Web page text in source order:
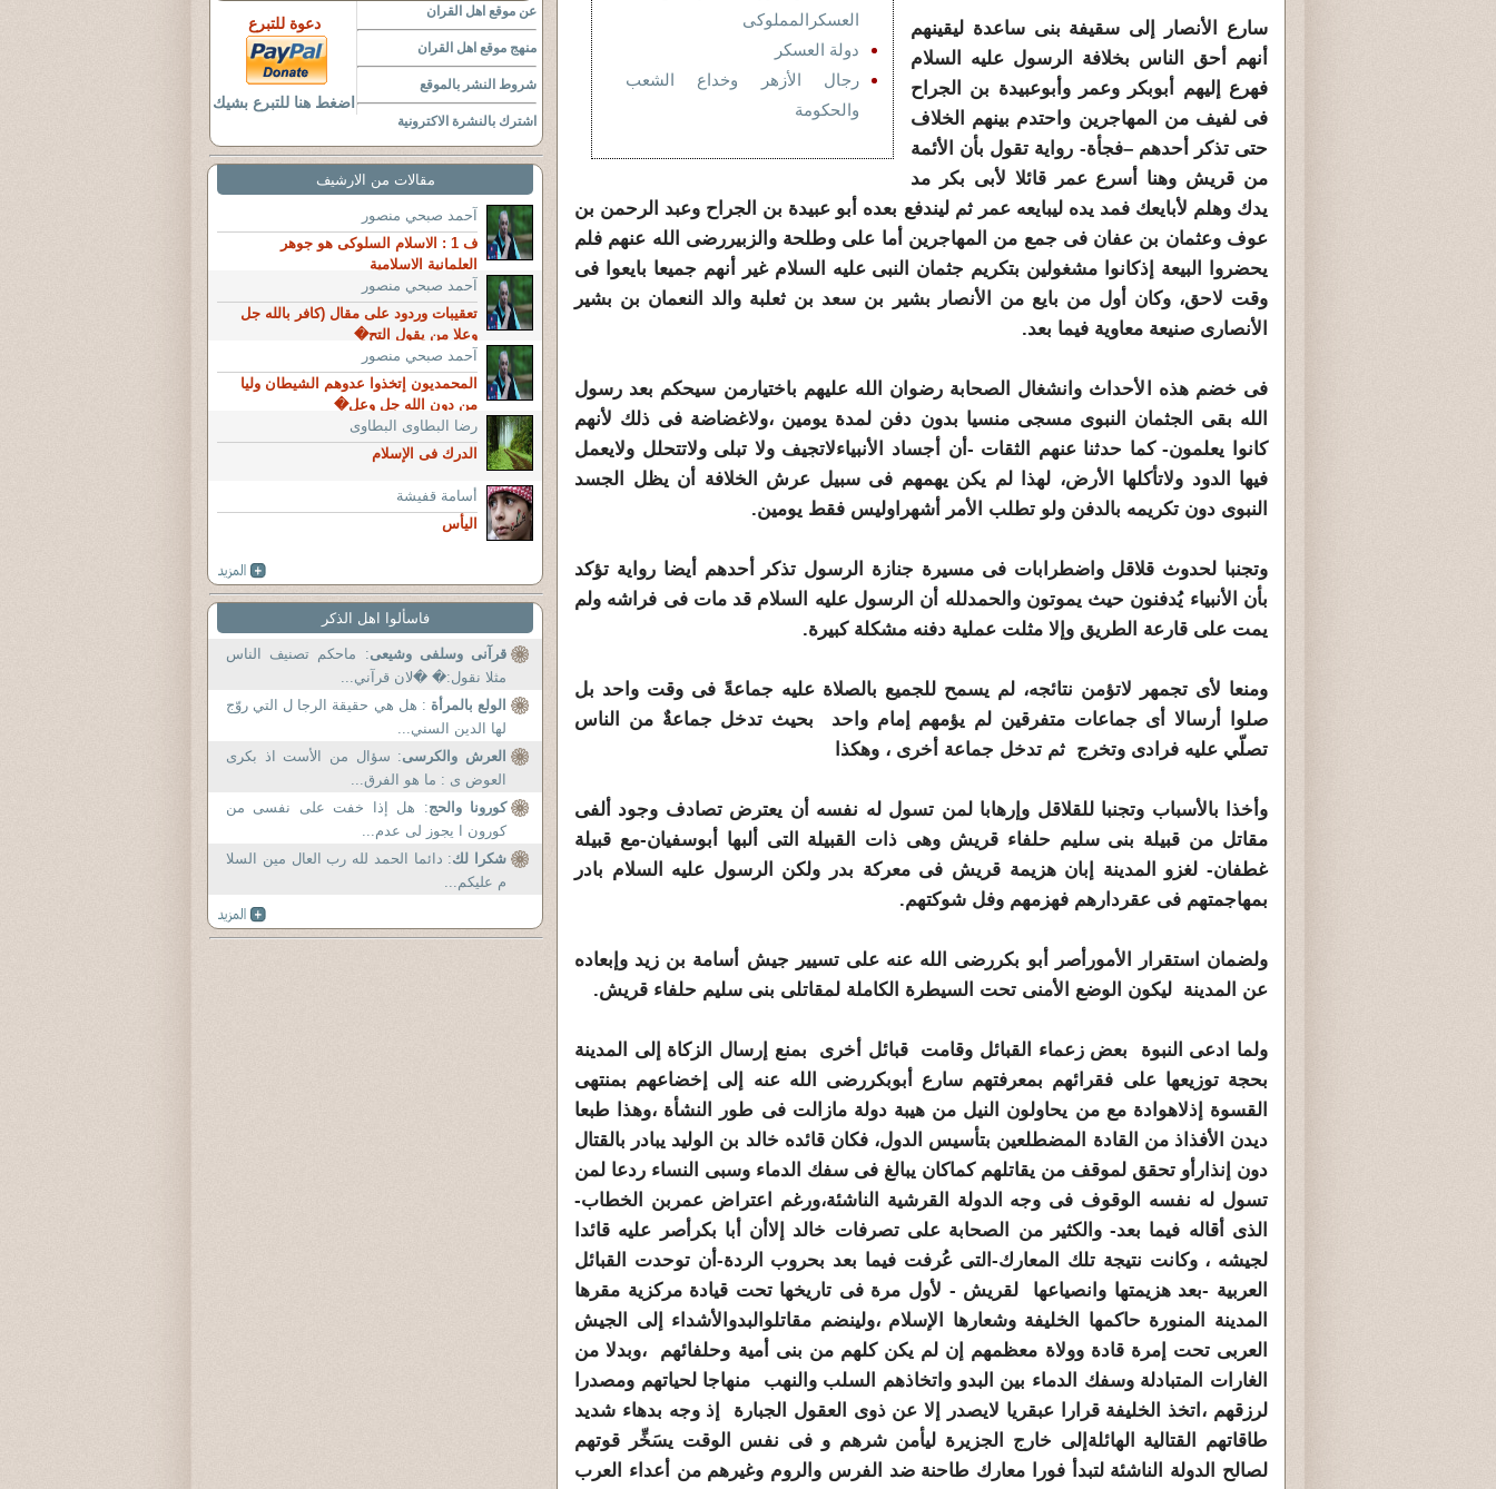
العسكرالمملوكى
دولة العسكر
رجال الأزهر وخداع الشعب
والحكومة
سارع الأنصار إلى سقيفة بنى ساعدة ليقينهم
أنهم أحق الناس بخلافة الرسول عليه السلام
فهرع إليهم أبوبكر وعمر وأبوعبيدة بن الجراح
فى لفيف من المهاجرين واحتدم بينهم الخلاف
حتى تذكر أحدهم –فجأة- رواية تقول بأن الأئمة
من قريش وهنا أسرع عمر قائلا لأبى بكر مد
يدك وهلم لأبايعك فمد يده ليبايعه عمر ثم ليندفع بعده أبو عبيدة بن الجراح وعبد الرحمن بن
عوف وعثمان بن عفان فى جمع من المهاجرين أما على وطلحة والزبيررضى الله عنهم فلم
يحضروا البيعة إذكانوا مشغولين بتكريم جثمان النبى عليه السلام غير أنهم جميعا بايعوا فى
وقت لاحق، وكان أول من بايع من الأنصار بشير بن سعد بن ثعلبة والد النعمان بن بشير
الأنصارى صنيعة معاوية فيما بعد.
فى خضم هذه الأحداث وانشغال الصحابة رضوان الله عليهم باختيارمن سيحكم بعد رسول
الله بقى الجثمان النبوى مسجى منسيا بدون دفن لمدة يومين ،ولاغضاضة فى ذلك لأنهم
كانوا يعلمون- كما حدثنا عنهم الثقات -أن أجساد الأنبياءلاتجيف ولا تبلى ولاتتحلل ولايعمل
فيها الدود ولاتأكلها الأرض، لهذا لم يكن يهمهم فى سبيل عرش الخلافة أن يظل الجسد
النبوى دون تكريمه بالدفن ولو تطلب الأمر أشهراوليس فقط يومين.
وتجنبا لحدوث قلاقل واضطرابات فى مسيرة جنازة الرسول تذكر أحدهم أيضا رواية تؤكد
بأن الأنبياء يُدفنون حيث يموتون والحمدلله أن الرسول عليه السلام قد مات فى فراشه ولم
يمت على قارعة الطريق وإلا مثلت عملية دفنه مشكلة كبيرة.
ومنعا لأى تجمهر لاتؤمن نتائجه، لم يسمح للجميع بالصلاة عليه جماعةً فى وقت واحد بل
صلوا أرسالا أى جماعات متفرقين لم يؤمهم إمام واحد بحيث تدخل جماعةٌ من الناس
تصلّي عليه فرادى وتخرج ثم تدخل جماعة أخرى ، وهكذا
وأخذا بالأسباب وتجنبا للقلاقل وإرهابا لمن تسول له نفسه أن يعترض تصادف وجود ألفى
مقاتل من قبيلة بنى سليم حلفاء قريش وهى ذات القبيلة التى ألبها أبوسفيان-مع قبيلة
غطفان- لغزو المدينة إبان هزيمة قريش فى معركة بدر ولكن الرسول عليه السلام بادر
بمهاجمتهم فى عقردارهم فهزمهم وفل شوكتهم.
ولضمان استقرار الأمورأصر أبو بكررضى الله عنه على تسيير جيش أسامة بن زيد وإبعاده
عن المدينة ليكون الوضع الأمنى تحت السيطرة الكاملة لمقاتلى بنى سليم حلفاء قريش.
ولما ادعى النبوة بعض زعماء القبائل وقامت قبائل أخرى بمنع إرسال الزكاة إلى المدينة
بحجة توزيعها على فقرائهم بمعرفتهم سارع أبوبكررضى الله عنه إلى إخضاعهم بمنتهى
القسوة إذلاهوادة مع من يحاولون النيل من هيبة دولة مازالت فى طور النشأة ،وهذا طبعا
ديدن الأفذاذ من القادة المضطلعين بتأسيس الدول، فكان قائده خالد بن الوليد يبادر بالقتال
دون إنذارأو تحقق لموقف من يقاتلهم كماكان يبالغ فى سفك الدماء وسبى النساء ردعا لمن
تسول له نفسه الوقوف فى وجه الدولة القرشية الناشئة،ورغم اعتراض عمربن الخطاب-
الذى أقاله فيما بعد- والكثير من الصحابة على تصرفات خالد إلاأن أبا بكرأصر عليه قائدا
لجيشه ، وكانت نتيجة تلك المعارك-التى عُرفت فيما بعد بحروب الردة-أن توحدت القبائل
العربية -بعد هزيمتها وانصياعها لقريش - لأول مرة فى تاريخها تحت قيادة مركزية مقرها
المدينة المنورة حاكمها الخليفة وشعارها الإسلام ،ولينضم مقاتلوالبدوالأشداء إلى الجيش
العربى تحت إمرة قادة وولاة معظمهم إن لم يكن كلهم من بنى أمية وحلفائهم ،وبدلا من
الغارات المتبادلة وسفك الدماء بين البدو واتخاذهم السلب والنهب منهاجا لحياتهم ومصدرا
لرزقهم ،اتخذ الخليفة قرارا عبقريا لايصدر إلا عن ذوى العقول الجبارة إذ وجه بدهاء شديد
طاقاتهم القتالية الهائلةإلى خارج الجزيرة ليأمن شرهم و فى نفس الوقت يسَخِّر قوتهم
لصالح الدولة الناشئة لتبدأ فورا معارك طاحنة ضد الفرس والروم وغيرهم من أعداء العرب
عن موقع اهل القران
منهج موقع اهل القران
شروط النشر بالموقع
اشترك بالنشرة الاكترونية
دعوة للتبرع
اضغط هنا للتبرع بشيك
مقالات من الارشيف
آحمد صبحي منصور
ف 1 : الاسلام السلوكى هو جوهر
العلمانية الاسلامية
آحمد صبحي منصور
تعقيبات وردود على مقال (كافر بالله جل
وعلا من يقول التح�
آحمد صبحي منصور
المحمديون إتخذوا عدوهم الشيطان وليا
من دون الله جل وعل�
رضا البطاوى البطاوى
الدرك فى الإسلام
أسامة قفيشة
اليأس
فاسألوا اهل الذكر
قرآنى وسلفى وشيعى: ماحكم تصنيف الناس
مثلا نقول:� �لان قرآني...
الولع بالمرأة : هل هي حقيقة الرجا ل التي روّج
لها الدين السني...
العرش والكرسى: سؤال من الأست اذ بكرى
العوض ى : ما هو الفرق...
كورونا والحج: هل إذا خفت على نفسى من
كورون ا يجوز لى عدم...
شكرا لك: دائما الحمد لله رب العال مين السلا
م عليكم...